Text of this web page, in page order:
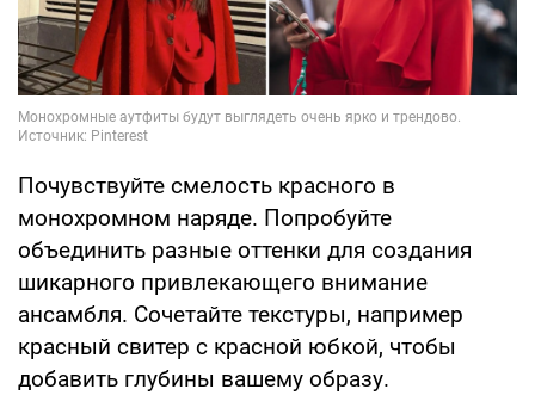
Почувствуйте смелость красного в
монохромном наряде. Попробуйте
объединить разные оттенки для создания
шикарного привлекающего внимание
ансамбля. Сочетайте текстуры, например
красный свитер с красной юбкой, чтобы
добавить глубины вашему образу.